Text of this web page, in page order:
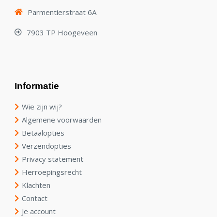
Parmentierstraat 6A
7903 TP Hoogeveen
Informatie
Wie zijn wij?
Algemene voorwaarden
Betaalopties
Verzendopties
Privacy statement
Herroepingsrecht
Klachten
Contact
Je account